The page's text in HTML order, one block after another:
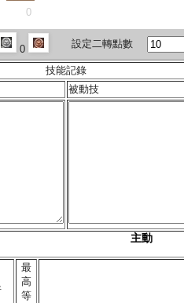
0
0 設定二轉點數
技能記錄
被動技
主動
最
高
等